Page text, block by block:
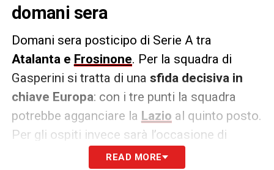
domani sera
Domani sera posticipo di Serie A tra
Atalanta e Frosinone. Per la squadra di
Gasperini si tratta di una sfida decisiva in
chiave Europa: con i tre punti la squadra
potrebbe agganciare la Lazio al quinto posto.
Per gli ospiti invece sarà l’occasione di
interrompere una striscia negativa di quattro
READ MORE